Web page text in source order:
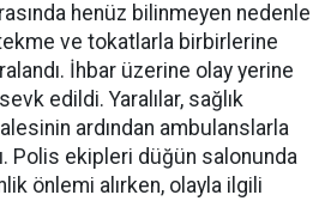
henüz bilinmeyen nedenle
ve tokatlarla birbirlerine
İhbar üzerine olay yerine
edildi. Yaralılar, sağlık
ardından ambulanslarla
Polis ekipleri düğün salonunda
önlemi alırken, olayla ilgili